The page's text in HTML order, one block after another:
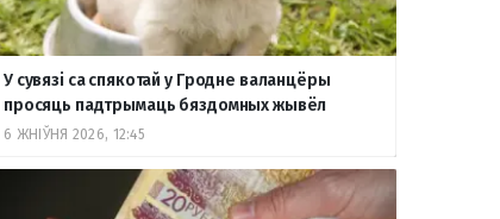
У сувязі са спякотай у Гродне валанцёры
просяць падтрымаць бяздомных жывёл
6 ЖНІЎНЯ 2026, 12:45